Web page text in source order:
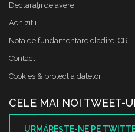
Declaraţii de avere
Achizitii
Nota de fundamentare cladire ICR
Contact
Cookies & protectia datelor
CELE MAI NOI TWEET-
URMĂREŞTE-NE PE